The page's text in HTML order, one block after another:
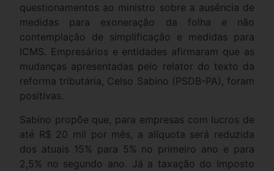
questionamentos ao ministro sobre a ausência de
medidas para exoneração da folha e não
contemplação de simplificação e medidas para
ICMS. Empresários e entidades afirmaram que as
mudanças apresentadas pelo relator do texto da
reforma tributária, Celso Sabino (PSDB-PA), foram
positivas.
Sabino propõe que, para empresas com lucros de
até R$ 20 mil por mês, a alíquota será reduzida
dos atuais 15% para 5% no primeiro ano e para
2,5% no segundo ano. Já a taxação do Imposto